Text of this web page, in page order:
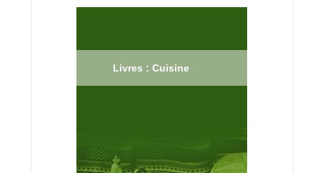
Livres : Cuisine